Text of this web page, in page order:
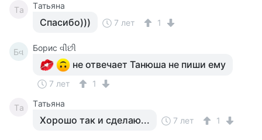
Tа Tатьяна
Спасибо))) 7 лет 1
Бવ Борис વીંછી
не отвечает Танюша не пиши ему
7 лет 1
Tа Tатьяна
Хорошо так и сделаю... 7 лет 1